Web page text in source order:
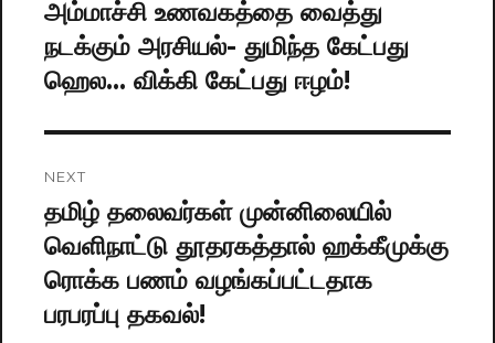
Previous
post:
அம்மாச்சி உணவகத்தை வைத்து
நடக்கும் அரசியல்- துமிந்த கேட்பது
ஹெல… விக்கி கேட்பது ஈழம்!
NEXT
Next
post:
தமிழ் தலைவர்கள் முன்னிலையில்
வெளிநாட்டு தூதரகத்தால் ஹக்கீமுக்கு
ரொக்க பணம் வழங்கப்பட்டதாக
பரபரப்பு தகவல்!